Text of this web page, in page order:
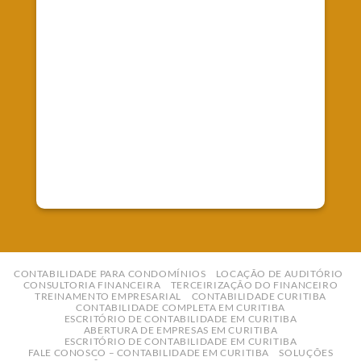
CONTABILIDADE PARA CONDOMÍNIOS
LOCAÇÃO DE AUDITÓRIO
CONSULTORIA FINANCEIRA
TERCEIRIZAÇÃO DO FINANCEIRO
TREINAMENTO EMPRESARIAL
CONTABILIDADE CURITIBA
CONTABILIDADE COMPLETA EM CURITIBA
ESCRITÓRIO DE CONTABILIDADE EM CURITIBA
ABERTURA DE EMPRESAS EM CURITIBA
ESCRITÓRIO DE CONTABILIDADE EM CURITIBA
FALE CONOSCO – CONTABILIDADE EM CURITIBA
SOLUÇÕES